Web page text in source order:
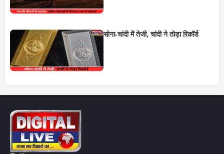
सोना-चांदी में तेजी, चांदी ने तोड़ा रिकॉर्ड